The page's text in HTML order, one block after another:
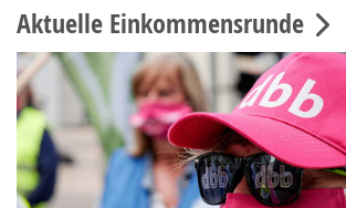
Aktuelle Einkommensrunde